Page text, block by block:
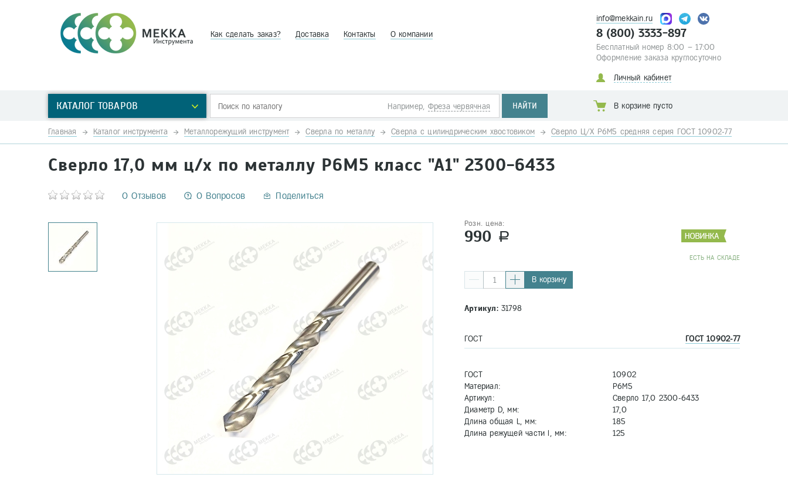
Как сделать заказ? Доставка Контакты О компании
info@mekkain.ru
8 (800) 3333-897
Бесплатный номер 8:00 – 17:00
Оформление заказа круглосуточно
Личный кабинет
КАТАЛОГ ТОВАРОВ Например, Фреза червячная НАЙТИ В корзине пусто
Главная Каталог инструмента Металлорежущий инструмент Сверла по металлу Сверла с цилиндрическим хвостовиком Сверло Ц/Х Р6М5 средняя серия ГОСТ 10902-77
Сверло 17,0 мм ц/х по металлу Р6М5 класс "А1" 2300-6433
0 Отзывов 0 Вопросов Поделиться
Розн. цена:
990 a
EСТЬ НА СКЛАДЕ
В корзину
Артикул:31798
ГОСТ ГОСТ 10902-77
ГОСТ
10902
Материал:
Р6М5
Артикул:
Сверло 17,0 2300-6433
Диаметр D, мм:
17,0
Длина общая L, мм:
185
Длина режущей части l, мм:
125